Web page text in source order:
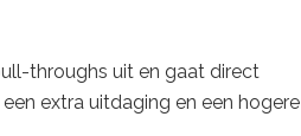
throughs uit en gaat direct
extra uitdaging en een hogere